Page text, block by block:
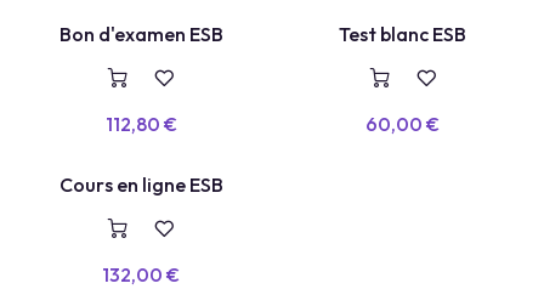
VOUCHER
Bon d'examen ESB
112,80 €
TEST BLANC
Test blanc ESB
60,00 €
COURS EN LIGNE
Cours en ligne ESB
132,00 €